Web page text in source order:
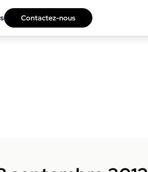
Contactez-nous